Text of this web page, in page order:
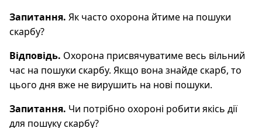
Запитання. Як часто охорона йтиме на пошуки
скарбу?
Відповідь. Охорона присвячуватиме весь вільний
час на пошуки скарбу. Якщо вона знайде скарб, то
цього дня вже не вирушить на нові пошуки.
Запитання. Чи потрібно охороні робити якісь дії
для пошуку скарбу?